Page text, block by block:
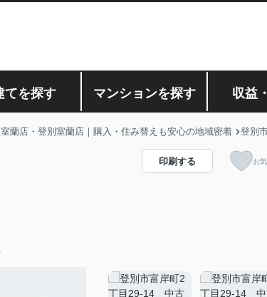
てを探す マンションを探す 収益
蘭店・登別室蘭店｜購入・住み替えも安心の地域密着 登別
印刷する お